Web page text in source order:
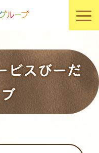
ビスびーだ